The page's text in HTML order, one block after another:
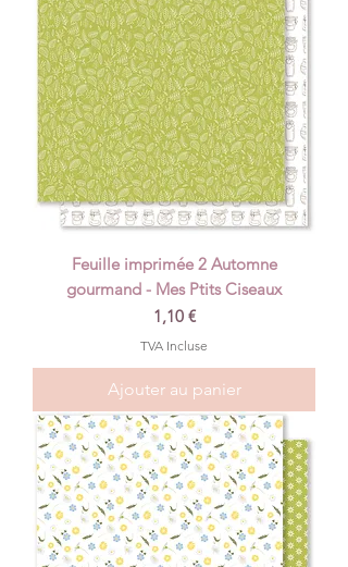
Feuille imprimée 2 Automne
gourmand - Mes Ptits Ciseaux
Prix
1,10 €
TVA Incluse
Ajouter au panier